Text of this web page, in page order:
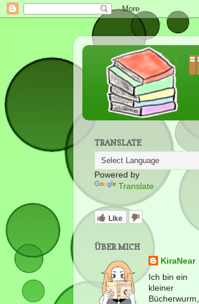
TRANSLATE
Powered by
Translate
Like
ÜBER MICH
KiraNear
Ich bin ein
kleiner
Bücherwurm,